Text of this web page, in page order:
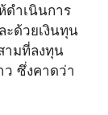
ดำเนินการ
ด้วยเงินทุน
ามที่ลงทุน
ว ซึ่งคาดว่า